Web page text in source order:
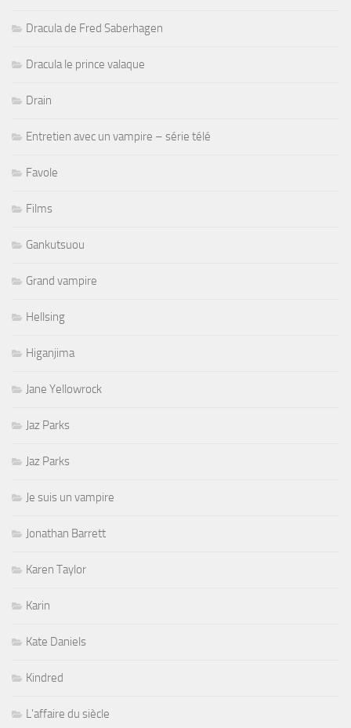
Dracula de Fred Saberhagen
Dracula le prince valaque
Drain
Entretien avec un vampire – série télé
Favole
Films
Gankutsuou
Grand vampire
Hellsing
Higanjima
Jane Yellowrock
Jaz Parks
Jaz Parks
Je suis un vampire
Jonathan Barrett
Karen Taylor
Karin
Kate Daniels
Kindred
L'affaire du siècle